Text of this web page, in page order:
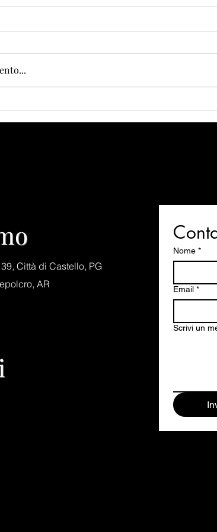
quale
Consulenza colore prima
cambia
Città di Castello, PG
AR
Nome *
Email *
Scrivi un